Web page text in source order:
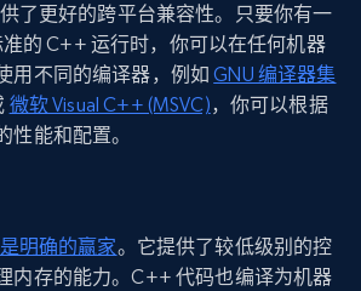
了更好的跨平台兼容性。只要你有一
的 C++ 运行时，你可以在任何机器
用不同的编译器，例如GNU 编译器集
微软 Visual C++ (MSVC)，你可以根据
性能和配置。
明确的赢家。它提供了较低级别的控
内存的能力。C++ 代码也编译为机器